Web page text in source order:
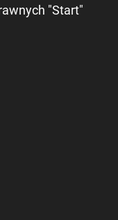
"Start"